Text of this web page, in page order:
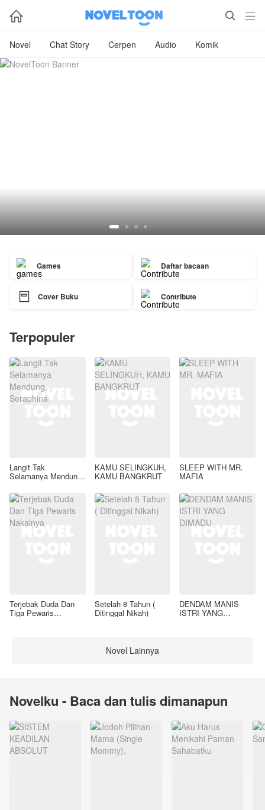
  
Novel Chat Story Cerpen Audio Komik
Games Daftar bacaan
 Cover Buku Contribute
Terpopuler
Langit Tak
Selamanya Mendung,
KAMU SELINGKUH,
KAMU BANGKRUT
SLEEP WITH MR.
MAFIA
Terjebak Duda Dan
Tiga Pewaris
Setelah 8 Tahun (
Ditinggal Nikah)
DENDAM MANIS
ISTRI YANG
Novel Lainnya
Novelku - Baca dan tulis dimanapun